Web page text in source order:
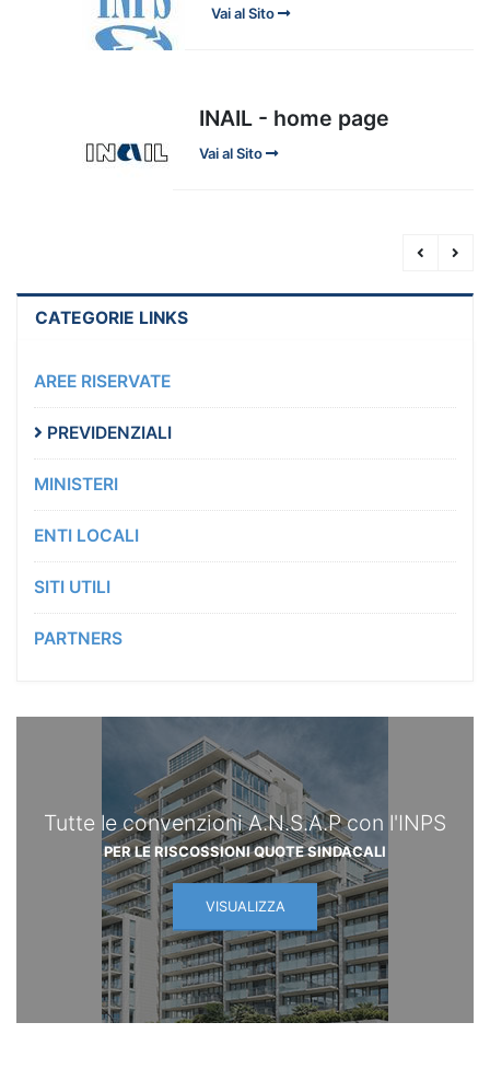
CATEGORIE LINKS
AREE RISERVATE
PREVIDENZIALI
MINISTERI
ENTI LOCALI
SITI UTILI
PARTNERS
Tutte le convenzioni A.N.S.A.P con l'INPS
PER LE RISCOSSIONI QUOTE SINDACALI
VISUALIZZA
Vai al Sito
INAIL - home page
Vai al Sito